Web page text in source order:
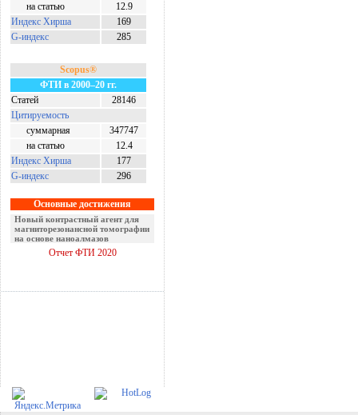
на статью
12.9
Индекс Хирша
169
G-индекс
285
Scopus®
ФТИ в 2000–20 гг.
Статей
28146
Цитируемость
суммарная
347747
на статью
12.4
Индекс Хирша
177
G-индекс
296
Основные достижения
Новый контрастный агент для
магниторезонансной томографии
на основе наноалмазов
Отчет ФТИ 2020